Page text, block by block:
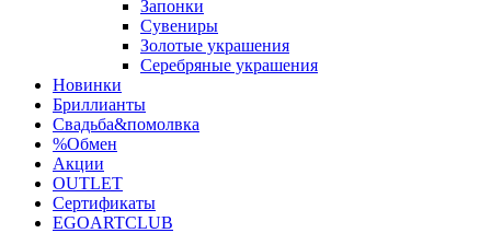
Запонки
Сувениры
Золотые украшения
Серебряные украшения
Новинки
Бриллианты
Свадьба&помолвка
%Обмен
Акции
OUTLET
Сертификаты
EGOARTCLUB